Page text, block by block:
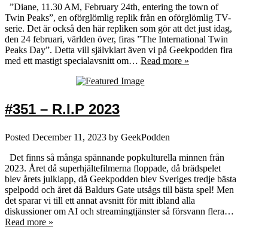
”Diane, 11.30 AM, February 24th, entering the town of
Twin Peaks”, en oförglömlig replik från en oförglömlig TV-
serie. Det är också den här repliken som gör att det just idag,
den 24 februari, världen över, firas ”The International Twin
Peaks Day”. Detta vill självklart även vi på Geekpodden fira
med ett mastigt specialavsnitt om… Read more »
#351 – R.I.P 2023
Posted December 11, 2023 by GeekPodden
Det finns så många spännande popkulturella minnen från
2023. Året då superhjältefilmerna floppade, då brädspelet
blev årets julklapp, då Geekpodden blev Sveriges tredje bästa
spelpodd och året då Baldurs Gate utsågs till bästa spel! Men
det sparar vi till ett annat avsnitt för mitt ibland alla
diskussioner om AI och streamingtjänster så försvann flera…
Read more »